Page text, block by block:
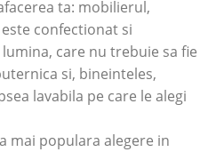
ta: mobilierul,
confectionat si
care nu trebuie sa fie
si, bineinteles,
lavabila pe care le alegi
mai populara alegere in